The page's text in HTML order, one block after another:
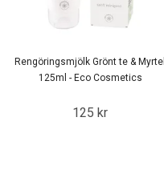
Rengöringsmjölk Grönt te & Myrtel
125ml - Eco Cosmetics
125 kr